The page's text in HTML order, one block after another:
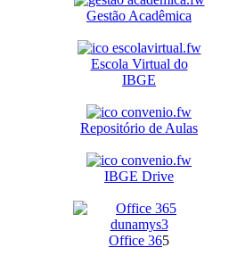
Gestão Acadêmica
Escola Virtual do
IBGE
Repositório de Aulas
IBGE Drive
Office 365